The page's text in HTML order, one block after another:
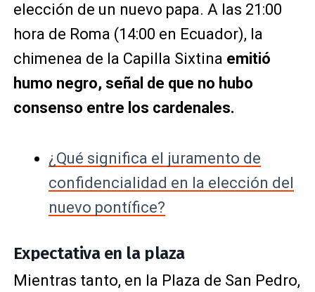
elección de un nuevo papa. A las 21:00
hora de Roma (14:00 en Ecuador), la
chimenea de la Capilla Sixtina emitió
humo negro, señal de que no hubo
consenso entre los cardenales.
¿Qué significa el juramento de
confidencialidad en la elección del
nuevo pontífice?
Expectativa en la plaza
Mientras tanto, en la Plaza de San Pedro,